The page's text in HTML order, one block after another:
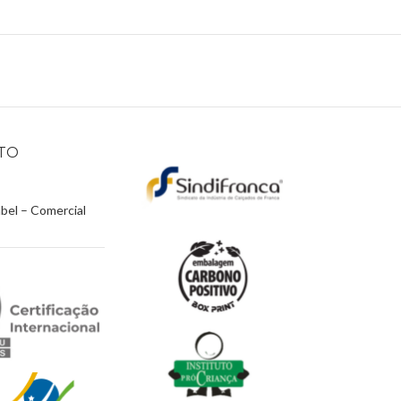
– Comercial